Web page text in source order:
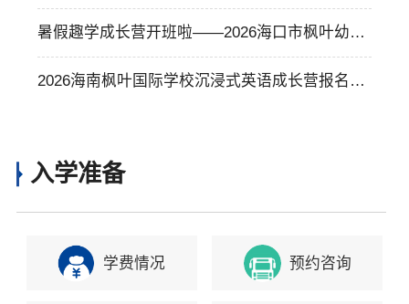
国大学录取，50强大学录取率60.9%，23名同学
获超319万奖学金
暑假趣学成长营开班啦——2026海口市枫叶幼儿
园暑假班火热招生中
2026海南枫叶国际学校沉浸式英语成长营报名！
入学准备
学费情况 预约咨询